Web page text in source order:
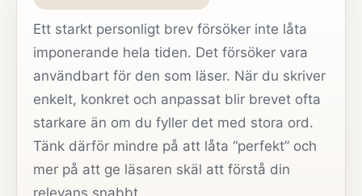
Ett starkt personligt brev försöker inte låta
imponerande hela tiden. Det försöker vara
användbart för den som läser. När du skriver
enkelt, konkret och anpassat blir brevet ofta
starkare än om du fyller det med stora ord.
Tänk därför mindre på att låta “perfekt” och
mer på att ge läsaren skäl att förstå din